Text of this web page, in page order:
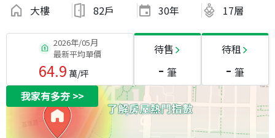
大樓 82戶 30年 17層
2026年/05月
最新平均單價
64.9 萬/坪
待售
- 筆
待租
- 筆
我家有多夯>>